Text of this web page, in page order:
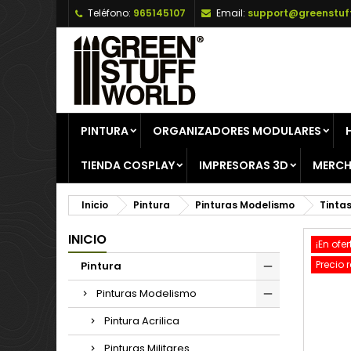
Teléfono: 965145107 Email:
PINTURA ORGANIZADORES MODULARES
TIENDA COSPLAY IMPRESORAS 3D
Inicio Pintura Pinturas Modelismo
INICIO
Pintura
Pinturas Modelismo
Pintura Acrilica
¡En
Precio